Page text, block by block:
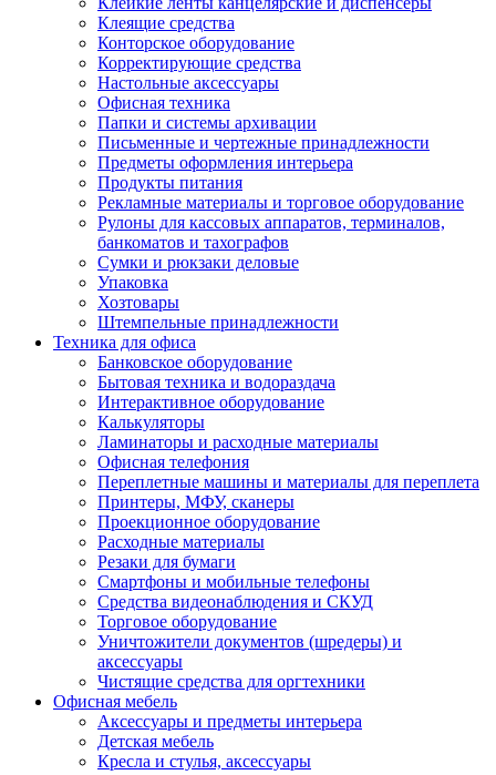
Клеящие средства
Конторское оборудование
Корректирующие средства
Настольные аксессуары
Офисная техника
Папки и системы архивации
Письменные и чертежные принадлежности
Предметы оформления интерьера
Продукты питания
Рекламные материалы и торговое оборудование
Рулоны для кассовых аппаратов, терминалов,
банкоматов и тахографов
Сумки и рюкзаки деловые
Упаковка
Хозтовары
Штемпельные принадлежности
Техника для офиса
Банковское оборудование
Бытовая техника и водораздача
Интерактивное оборудование
Калькуляторы
Ламинаторы и расходные материалы
Офисная телефония
Переплетные машины и материалы для переплета
Принтеры, МФУ, сканеры
Проекционное оборудование
Расходные материалы
Резаки для бумаги
Смартфоны и мобильные телефоны
Средства видеонаблюдения и СКУД
Торговое оборудование
Уничтожители документов (шредеры) и
аксессуары
Чистящие средства для оргтехники
Офисная мебель
Аксессуары и предметы интерьера
Детская мебель
Кресла и стулья, аксессуары